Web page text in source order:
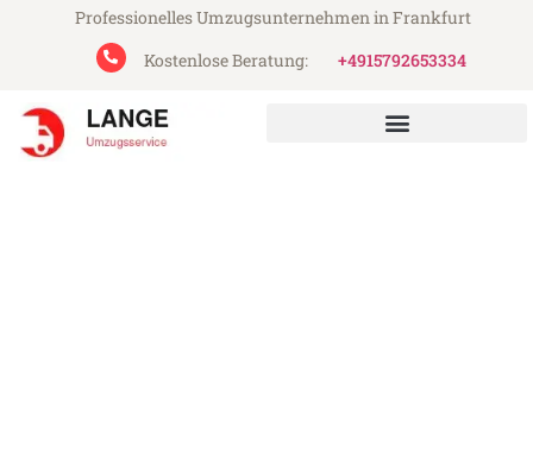
Professionelles Umzugsunternehmen in Frankfurt
Kostenlose Beratung:
+4915792653334